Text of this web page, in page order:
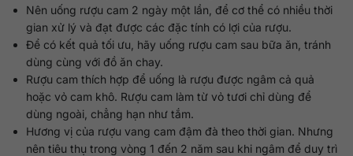
Nên uống rượu cam 2 ngày một lần, để cơ thể có nhiều thời
gian xử lý và đạt được các đặc tính có lợi của rượu.
Để có kết quả tối ưu, hãy uống rượu cam sau bữa ăn, tránh
dùng cùng với đồ ăn chay.
Rượu cam thích hợp để uống là rượu được ngâm cả quả
hoặc vỏ cam khô. Rượu cam làm từ vỏ tươi chỉ dùng để
dùng ngoài, chẳng hạn như tắm.
Hương vị của rượu vang cam đậm đà theo thời gian. Nhưng
nên tiêu thụ trong vòng 1 đến 2 năm sau khi ngâm để duy trì